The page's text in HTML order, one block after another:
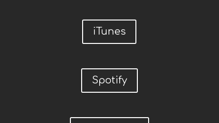
iTunes
Spotify